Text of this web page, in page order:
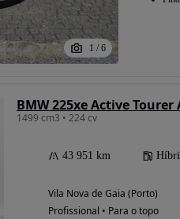
1 / 6
BMW 225xe Active
1499 cm3 • 224 cv
43 951 km
Vila Nova de Gaia (Porto)
Profissional • Para o topo